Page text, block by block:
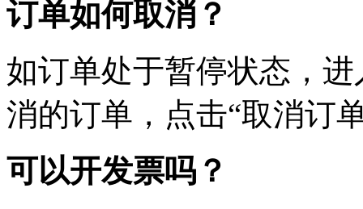
订单如何取消？
如订单处于暂停状态，
消的订单，点击“取消订
可以开发票吗？